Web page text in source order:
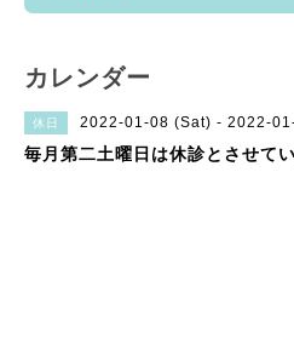
カレンダー
休日 2022-01-08 (Sat) - 2022-
毎月第二土曜日は休診とさせて